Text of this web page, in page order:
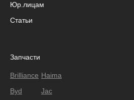
Юр.лицам
Статьи
Запчасти
Brilliance
Byd
Haima
Jac